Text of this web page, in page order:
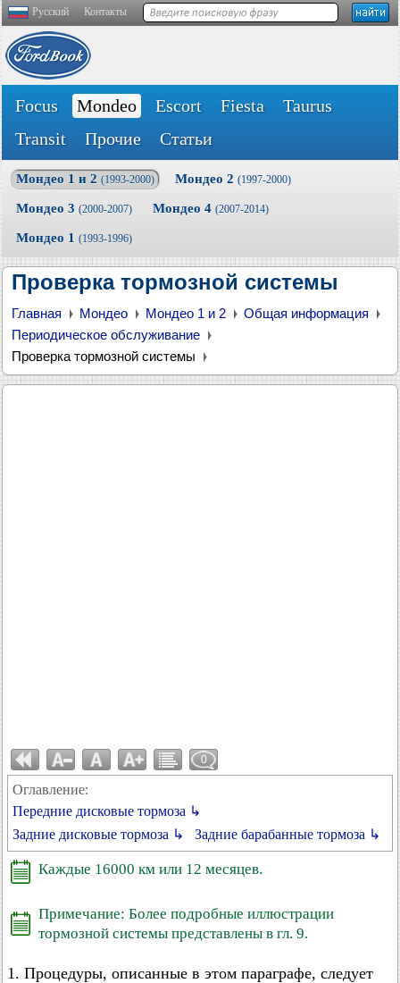
Русский Контакты
Focus Mondeo Escort Fiesta
Taurus
Transit
Прочие Статьи
Мондео 1 и 2 (1993-2000) Мондео 2 (1997-2000)
Мондео 3 (2000-2007) Мондео 4 (2007-2014)
Мондео 1 (1993-1996)
Проверка тормозной системы
Главная Мондео Мондео 1 и 2
Общая информация
Периодическое обслуживание
Проверка тормозной системы
0
Оглавление:
Передние дисковые тормоза ↳
Задние дисковые тормоза ↳
Задние барабанные тормоза ↳
Каждые 16000 км или 12 месяцев.
Примечание: Более подробные иллюстрации
тормозной системы представлены в гл. 9.
1. Процедуры, описанные в этом параграфе, следует